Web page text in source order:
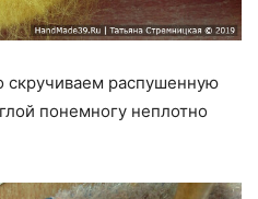
скручиваем распушенную
понемногу неплотно